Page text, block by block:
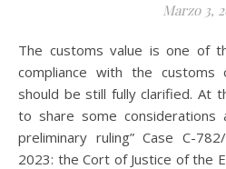
Marzo 3,
The customs value is one of the most complex for the
compliance with the customs
should be still fully clarified. At
to share some
preliminary ruling” Case C-
2023: the Cort of Justice of the